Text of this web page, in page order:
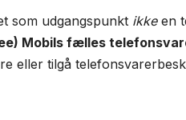
som udgangspunkt ikkeen
Mobils fælles
eller tilgå